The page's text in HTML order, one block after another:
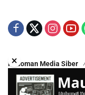
Pedoman Media Siber
Kontak Kami
×